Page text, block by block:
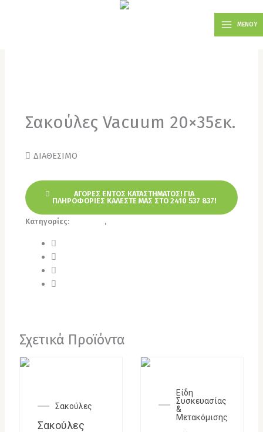
MAIN
MENUΜΕΝΟΥ
Σακούλες Vacuum 20×35εκ.
ΔΙΑΘΕΣΙΜΟ
ΑΓΟΡΕΣ ΕΝΤΟΣ ΚΑΤΑΣΤΗΜΑΤΟΣ! ΓΙΑ
ΠΛΗΡΟΦΟΡΙΕΣ ΚΑΛΕΣΤΕ ΜΑΣ ΣΤΟ 2410 537 837!
Κατηγορίες: ,
Σχετικά Προϊόντα
Σακούλες
Σακούλες
Είδη
Συσκευασίας
&
Μετακόμισης